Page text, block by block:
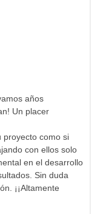
años
Un placer
proyecto como si
con ellos solo
en el desarrollo
Sin duda
¡¡Altamente